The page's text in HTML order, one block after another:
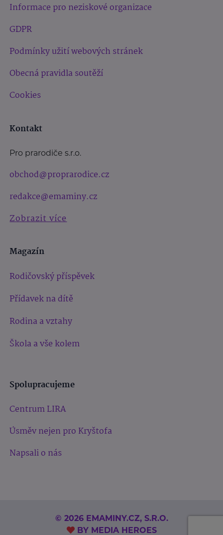
Informace pro neziskové organizace
GDPR
Podmínky užití webových stránek
Obecná pravidla soutěží
Cookies
Kontakt
Pro prarodiče s.r.o.
obchod@proprarodice.cz
redakce@emaminy.cz
Zobrazit více
Magazín
Rodičovský příspěvek
Přídavek na dítě
Rodina a vztahy
Škola a vše kolem
Spolupracujeme
Centrum LIRA
Úsměv nejen pro Kryštofa
Napsali o nás
© 2026 EMAMINY.CZ, S.R.O.
BY MEDIA HEROES